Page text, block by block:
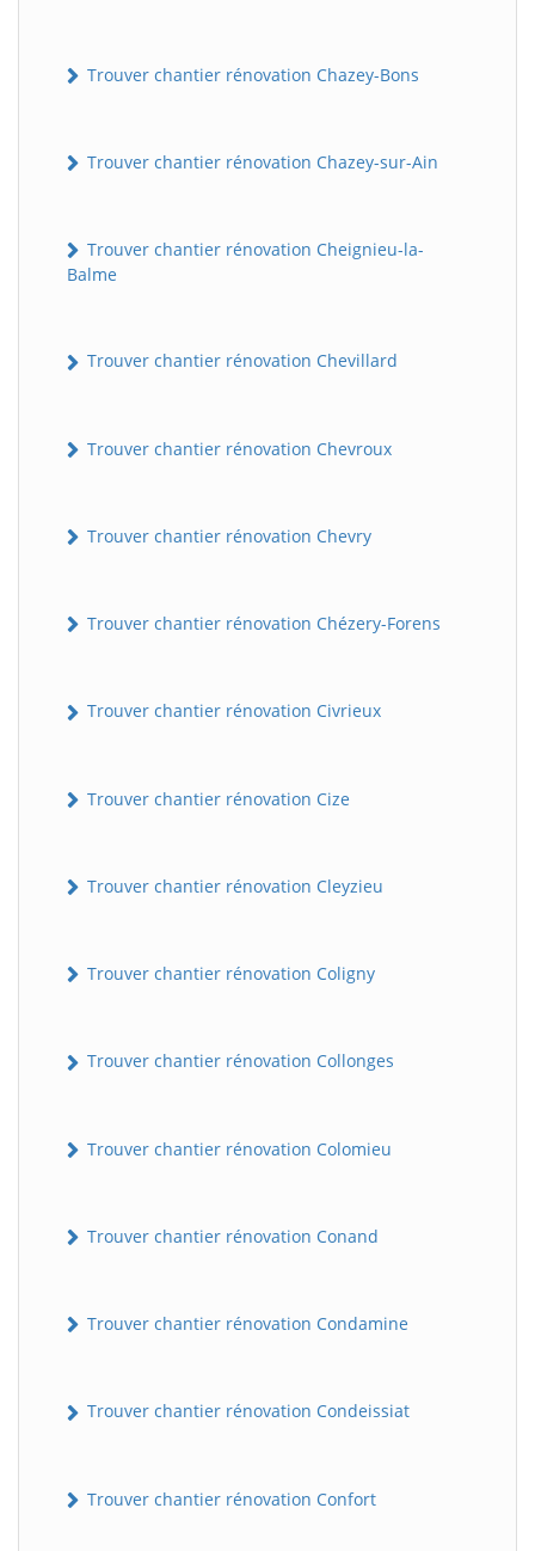
Trouver chantier rénovation Chazey-Bons
Trouver chantier rénovation Chazey-sur-Ain
Trouver chantier rénovation Cheignieu-la-
Balme
Trouver chantier rénovation Chevillard
Trouver chantier rénovation Chevroux
Trouver chantier rénovation Chevry
Trouver chantier rénovation Chézery-Forens
Trouver chantier rénovation Civrieux
Trouver chantier rénovation Cize
Trouver chantier rénovation Cleyzieu
Trouver chantier rénovation Coligny
Trouver chantier rénovation Collonges
Trouver chantier rénovation Colomieu
Trouver chantier rénovation Conand
Trouver chantier rénovation Condamine
Trouver chantier rénovation Condeissiat
Trouver chantier rénovation Confort
B Assistant en ligne